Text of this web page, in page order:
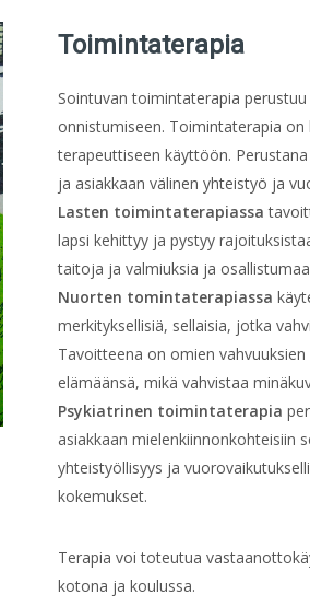
Toimintaterapia
Sointuvan toimintaterapia
onnistumiseen. Toimintaterapia on
terapeuttiseen käyttöön.
ja asiakkaan välinen yhteistyö ja
Lasten toimintaterapiassa
lapsi kehittyy ja pystyy
taitoja ja valmiuksia ja
Nuorten tomintaterapiassa
merkityksellisiä, sellaisia, jotka
Tavoitteena on omien
elämäänsä, mikä vahvistaa
Psykiatrinen toimintaterapia
asiakkaan mielenkiinnonkohteisiin
yhteistyöllisyys ja
kokemukset.
Terapia voi toteutua
kotona ja koulussa.